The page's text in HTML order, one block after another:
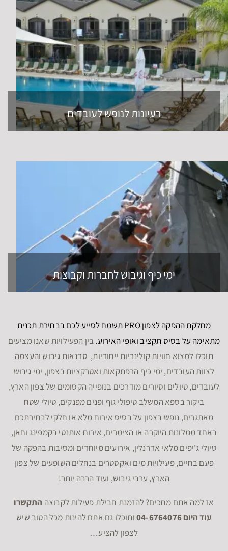
רעיונות לנופש לעובדים
ימי כיף וגיבוש לחברות וקבוצות
מחלקת ההפקה לצפון PRO תשמח לסייע לכם בבחירת תכנית
מתאימה על בסיס תקציב ואופי האירוע. בין הפעילויות שאנו מציעים
תוכלו למצוא חוויות קולינריות ייחודיות, סדנאות גיבוש והעצמה
לצוות העובדים, ימי כיף הרפתקאות ואטרקציות בצפון, ימי גיבוש
לעובדים, טיולים וסיורים מודרכים בנופייה הקסומים של צפון הארץ,
ביקור בספא המשלב טיפולי גוף ופנים מפנקים, טיולי שטח
מאתגרים, נופש בצפון על בסיס אירוח מלא או חלקי לבחירתכם
באחד ממלונות היוקרה או הצימרים, אירוח אותנטי בקמפינג וחאן,
טיולי ג'יפים מלאי אדרנלין, אירועים מיוחדים ומסיבות בהפקה של
פעם בחיים, פעילויות מים ואקסטרים בנחלים השופעים של צפון
הארץ, ערבי גיבוש, ועוד הרבה יותר!
אז למה אתם מחכים? להזמנת חבילת פעילות לקבוצה התקשרו
עוד היום 04-6764076
ותוכלו גם אתם להינות מכל הטוב שיש
לצפון להציע…